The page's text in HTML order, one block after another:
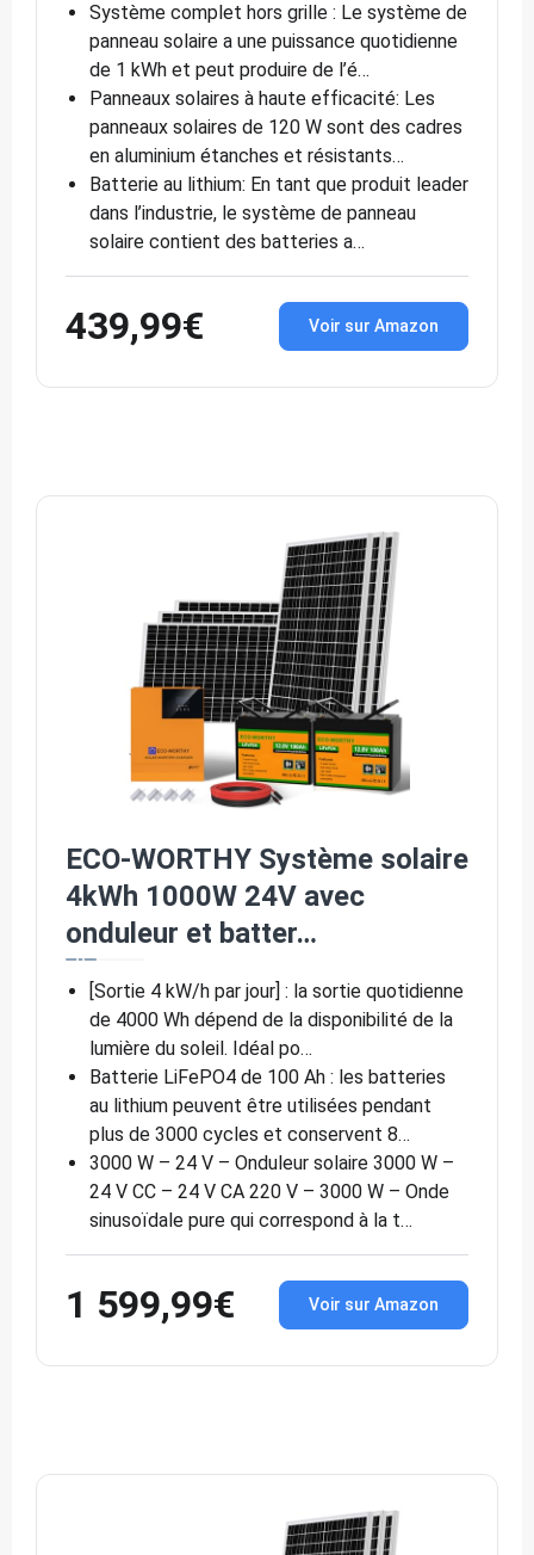
Système complet hors grille : Le système de
panneau solaire a une puissance quotidienne
de 1 kWh et peut produire de l’é…
Panneaux solaires à haute efficacité: Les
panneaux solaires de 120 W sont des cadres
en aluminium étanches et résistants…
Batterie au lithium: En tant que produit leader
dans l’industrie, le système de panneau
solaire contient des batteries a…
439,99€ Voir sur Amazon
ECO-WORTHY Système solaire
4kWh 1000W 24V avec
onduleur et batter…
[Sortie 4 kW/h par jour] : la sortie quotidienne
de 4000 Wh dépend de la disponibilité de la
lumière du soleil. Idéal po…
Batterie LiFePO4 de 100 Ah : les batteries
au lithium peuvent être utilisées pendant
plus de 3000 cycles et conservent 8…
3000 W – 24 V – Onduleur solaire 3000 W –
24 V CC – 24 V CA 220 V – 3000 W – Onde
sinusoïdale pure qui correspond à la t…
1 599,99€ Voir sur Amazon